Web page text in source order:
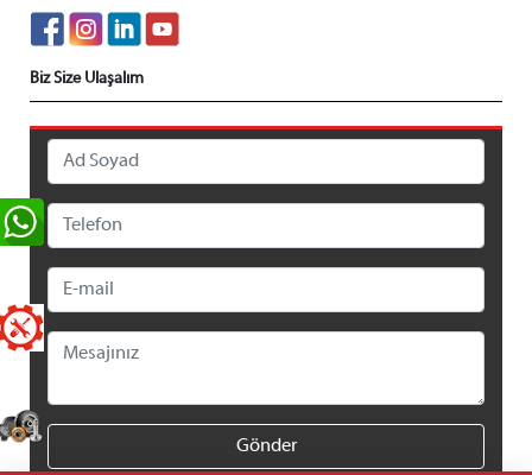
Biz Size Ulaşalım
Gönder